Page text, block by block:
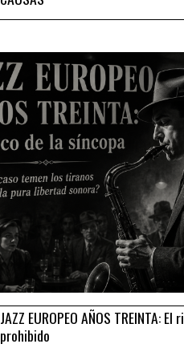
JAZZ EUROPEO AÑOS TREINTA: El
prohibido